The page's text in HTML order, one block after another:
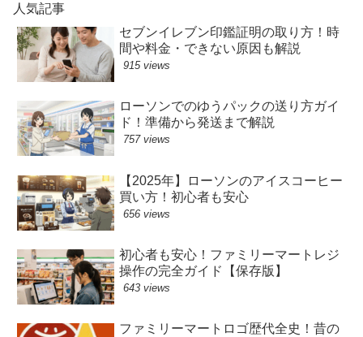
人気記事
セブンイレブン印鑑証明の取り方！時
間や料金・できない原因も解説
915 views
ローソンでのゆうパックの送り方ガイ
ド！準備から発送まで解説
757 views
【2025年】ローソンのアイスコーヒー
買い方！初心者も安心
656 views
初心者も安心！ファミリーマートレジ
操作の完全ガイド【保存版】
643 views
ファミリーマートロゴ歴代全史！昔の